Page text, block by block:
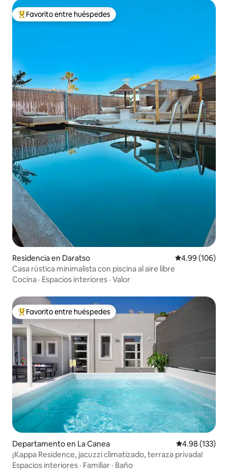
De los mejores en Favorito entre huéspedes
Favorito entre huéspedes
Residencia en Daratso Calificación
4.99 (106)
Casa rústica minimalista con piscina al aire libre
Cocina · Espacios interiores · Valor
De los mejores en Favorito entre huéspedes
Favorito entre huéspedes
Departamento en La Canea Calificación
4.98 (133)
¡Kappa Residence, jacuzzi climatizado, terraza privada!
Espacios interiores · Familiar · Baño